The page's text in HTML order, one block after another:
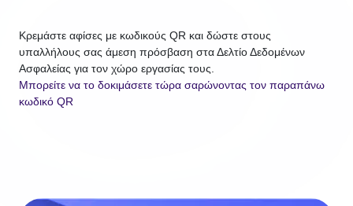
Κρεμάστε αφίσες με κωδικούς QR και δώστε στους
υπαλλήλους σας άμεση πρόσβαση στα Δελτίο Δεδομένων
Ασφαλείας για τον χώρο εργασίας τους.
Μπορείτε να το δοκιμάσετε τώρα σαρώνοντας τον παραπάνω
κωδικό QR